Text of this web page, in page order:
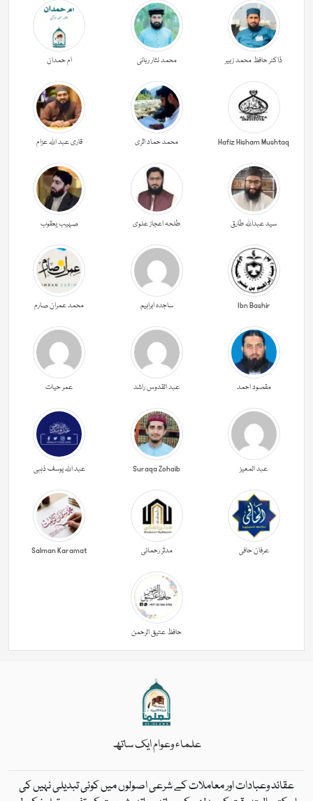
ڈاکٹر حافظ محمد زبیر محمد نثار ربانی ام حمدان
Hafiz Hisham Mushtaq محمد حماد اثری قاری عبد اللہ عزام
سید عبداللہ طارق طلحہ اعجاز علوی صہیب یعقوب
Ibn Bashir ساجدہ ابراہیم محمد عمران صارم
مقصود احمد عبد القدوس راشد عمر حیات
عبد المعیز Suraqa Zohaib عبد اللہ یوسف ذہبی
عرفان حافی مدثر رحمانی Salman Karamat
حافظ عتیق الرحمن
علماء وعوام ایک ساتھ
عقائد وعبادات اور معاملات کے شرعی اصولوں میں کوئی تبدیلی نہیں کی